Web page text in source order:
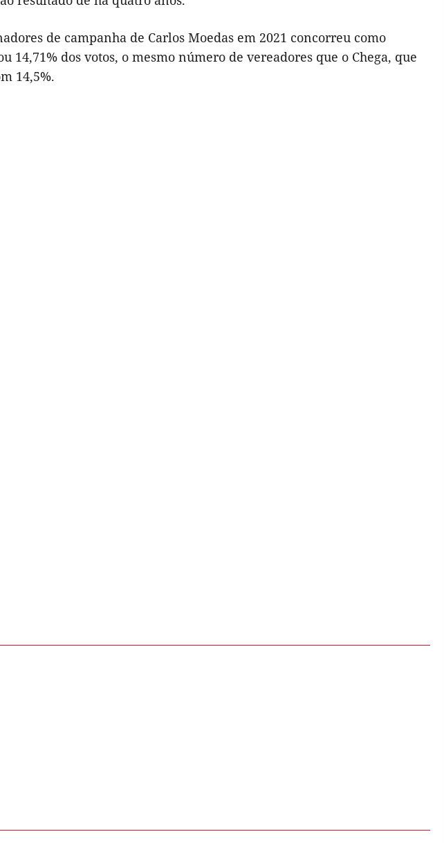
de campanha de Carlos Moedas em 2021 concorreu como
dos votos, o mesmo número de vereadores que o Chega, que
14,5%.